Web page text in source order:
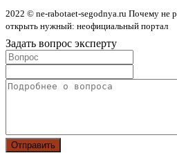
2022 © ne-rabotaet-segodnya.ru Почему не
открыть нужный: неофициальный портал
Задать вопрос эксперту